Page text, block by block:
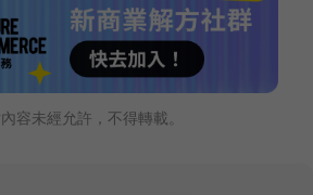
容未經允許，不得轉載。